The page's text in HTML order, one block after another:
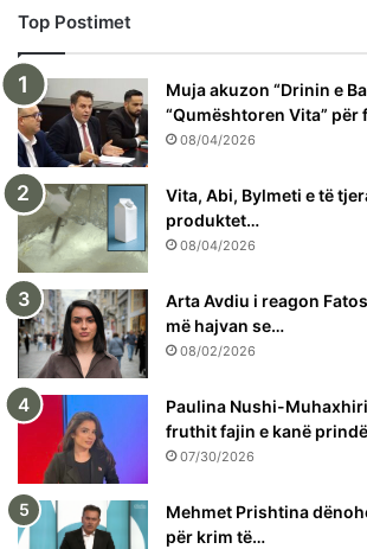
Top Postimet
Muja akuzon “Drinin e
“Qumështoren Vita”
08/04/2026
Vita, Abi, Bylmeti e të
produktet…
08/04/2026
Arta Avdiu i reagon
më hajvan se…
08/02/2026
Paulina Nushi-
fruthit fajin e kanë
07/30/2026
Mehmet Prishtina
për krim të…